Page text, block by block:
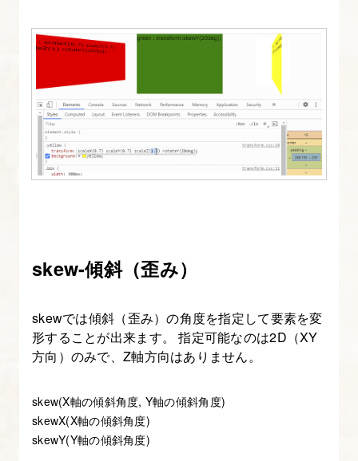
skew-傾斜（歪み）
skewでは傾斜（歪み）の角度を指定して要素を変
形することが出来ます。 指定可能なのは2D（XY
方向）のみで、Z軸方向はありません。
skew(X軸の傾斜角度, Y軸の傾斜角度)
skewX(X軸の傾斜角度)
skewY(Y軸の傾斜角度)